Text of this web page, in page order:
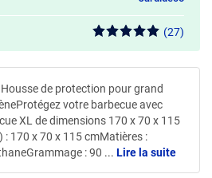
(27)
Housse de protection pour grand
votre barbecue avec
XL de dimensions 170 x 70 x 115
: 170 x 70 x 115 cmMatières :
: 90 ... Lire la suite